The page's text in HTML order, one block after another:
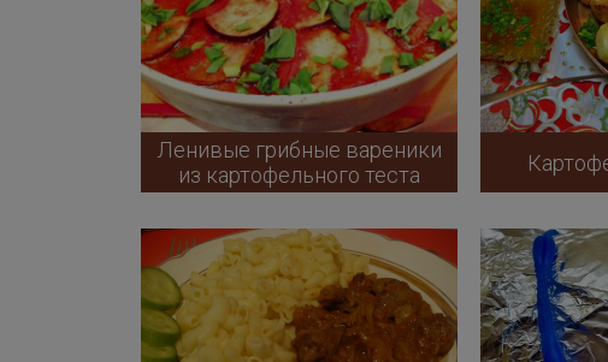
Ленивые грибные вареники
из картофельного теста